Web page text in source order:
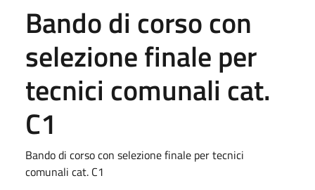
Bando di corso con
selezione finale per
tecnici comunali cat.
C1
Bando di corso con selezione finale per tecnici
comunali cat. C1